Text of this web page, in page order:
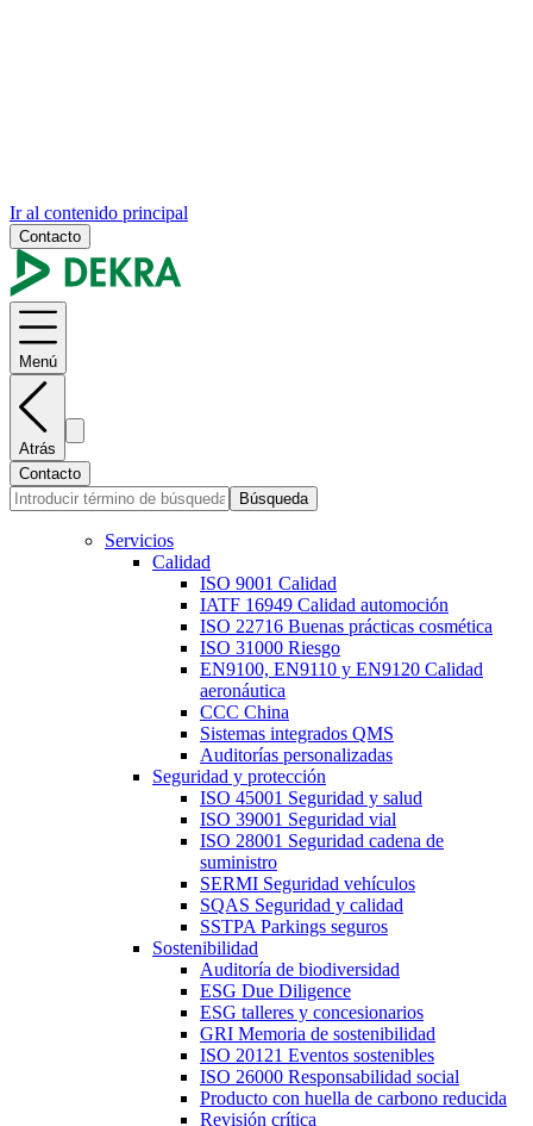
Ir al contenido principal
Contacto
Menú
Atrás
Contacto
Búsqueda
Servicios
Calidad
ISO 9001 Calidad
IATF 16949 Calidad automoción
ISO 22716 Buenas prácticas cosmética
ISO 31000 Riesgo
EN9100, EN9110 y EN9120 Calidad
aeronáutica
CCC China
Sistemas integrados QMS
Auditorías personalizadas
Seguridad y protección
ISO 45001 Seguridad y salud
ISO 39001 Seguridad vial
ISO 28001 Seguridad cadena de
suministro
SERMI Seguridad vehículos
SQAS Seguridad y calidad
SSTPA Parkings seguros
Sostenibilidad
Auditoría de biodiversidad
ESG Due Diligence
ESG talleres y concesionarios
GRI Memoria de sostenibilidad
ISO 20121 Eventos sostenibles
ISO 26000 Responsabilidad social
Producto con huella de carbono reducida
Revisión crítica